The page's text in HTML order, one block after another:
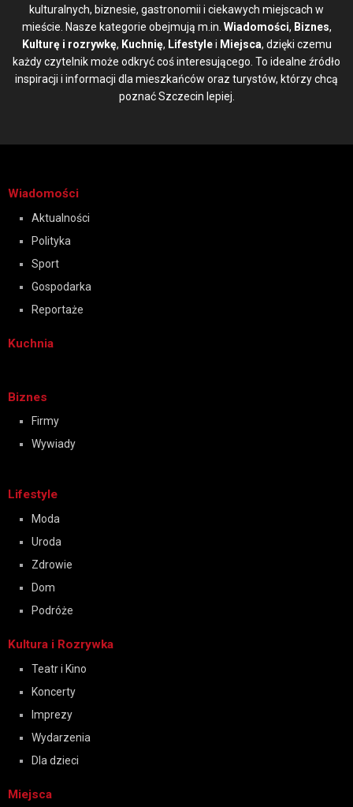
kulturalnych, biznesie, gastronomii i ciekawych miejscach w
mieście. Nasze kategorie obejmują m.in. Wiadomości, Biznes,
Kulturę i rozrywkę, Kuchnię, Lifestylei Miejsca, dzięki czemu
każdy czytelnik może odkryć coś interesującego. To idealne źródło
inspiracji i informacji dla mieszkańców oraz turystów, którzy chcą
poznać Szczecin lepiej.
Wiadomości
Aktualności
Polityka
Sport
Gospodarka
Reportaże
Kuchnia
Biznes
Firmy
Wywiady
Lifestyle
Moda
Uroda
Zdrowie
Dom
Podróże
Kultura i Rozrywka
Teatr i Kino
Koncerty
Imprezy
Wydarzenia
Dla dzieci
Miejsca